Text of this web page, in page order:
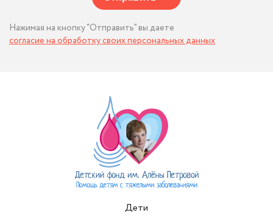
Нажимая на кнопку “Отправить” вы даете
согласие на обработку своих персональных данных
Дети